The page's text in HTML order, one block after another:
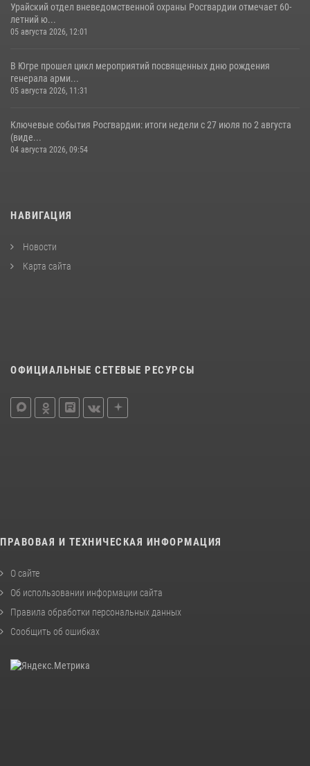
Урайский отдел вневедомственной охраны Росгвардии отмечает 60-
летний ю...
05 августа 2026, 12:01
В Югре прошел цикл мероприятий посвященных дню рождения
генерала арми...
05 августа 2026, 11:31
Ключевые события Росгвардии: итоги недели с 27 июля по 2 августа
(виде...
04 августа 2026, 09:54
НАВИГАЦИЯ
Новости
Карта сайта
ОФИЦИАЛЬНЫЕ СЕТЕВЫЕ РЕСУРСЫ
ПРАВОВАЯ И ТЕХНИЧЕСКАЯ ИНФОРМАЦИЯ
О сайте
Об использовании информации сайта
Правила обработки персональных данных
Сообщить об ошибках